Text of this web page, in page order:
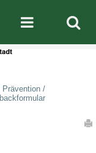
Mobile
Prävention /